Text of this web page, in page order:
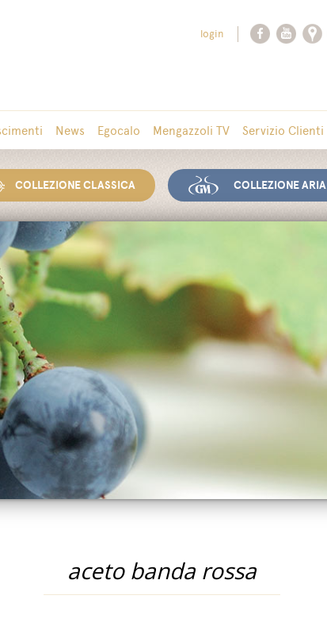
login
News Egocalo Mengazzoli TV Servizio Clienti
COLLEZIONE CLASSICA COLLEZIONE ARIA
aceto banda rossa